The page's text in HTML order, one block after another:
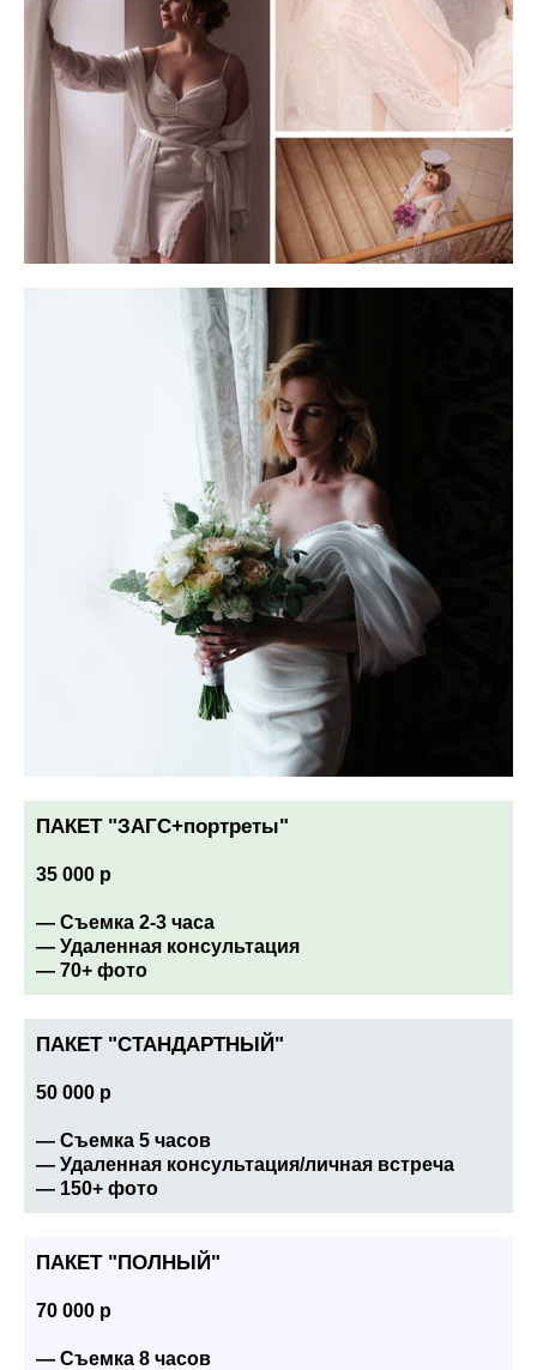
ПАКЕТ "ЗАГС+портреты"
35 000 р
— Съемка 2-3 часа
— Удаленная консультация
— 70+ фото
ПАКЕТ "СТАНДАРТНЫЙ"
50 000 р
— Съемка 5 часов
— Удаленная консультация/личная встреча
— 150+ фото
ПАКЕТ "ПОЛНЫЙ"
70 000 р
— Съемка 8 часов